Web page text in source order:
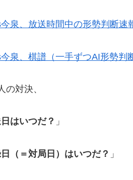
泉、放送時間中の形勢判断速
泉、棋譜（一手ずつAI形勢判
の対決、
はいつだ？ 」
（＝対局日）はいつだ？ 」